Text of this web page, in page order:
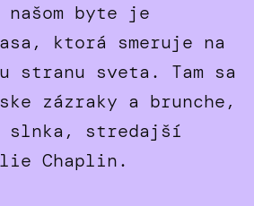
našom byte je
ktorá smeruje na
stranu sveta. Tam sa
zázraky a brunche,
slnka, stredajší
Chaplin.